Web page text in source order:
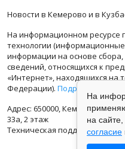
Новости в Кемерово и в
На информационном ресурсе
технологии
информации на основе
сведений, относящихся к
«Интернет», находящихся на
Федерации). Подробная
Адрес: 650000, Кемеровская
33а, 2 этаж
Техническая поддержка:
На
на
согласие